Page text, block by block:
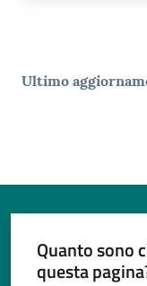
Ultimo
Quanto sono
questa